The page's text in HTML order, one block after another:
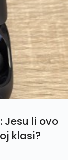
Jesu li ovo
klasi?